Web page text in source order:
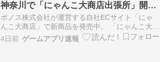
馳走に…
神奈川で「にゃんこ大商店出張所」開催
決定
ポノス株式会社が運営する自社ECサイト「にゃ
んこ大商店」で新商品を発売中。 「にゃんこ大戦
争」、「パズルで豊作！にゃんこ村」、Webマン
ガ「ネコテン」からの新商品が登場。 TSUTAYA
4日前 ゲームアプリ速報